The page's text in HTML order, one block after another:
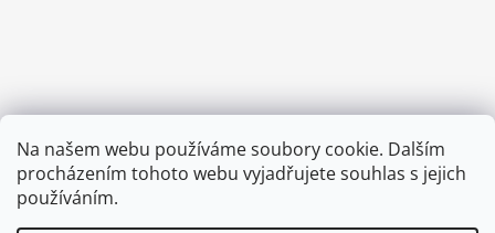
Na našem webu používáme soubory cookie. Dalším
procházením tohoto webu vyjadřujete souhlas s jejich
používáním.
Provozní doba:
8.00 - 15.00 hod (pondělí - pátek)